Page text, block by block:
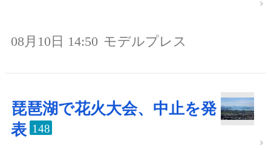
08月10日 14:50 モデルプレス
琵琶湖で花火大会、中止を発
表 148